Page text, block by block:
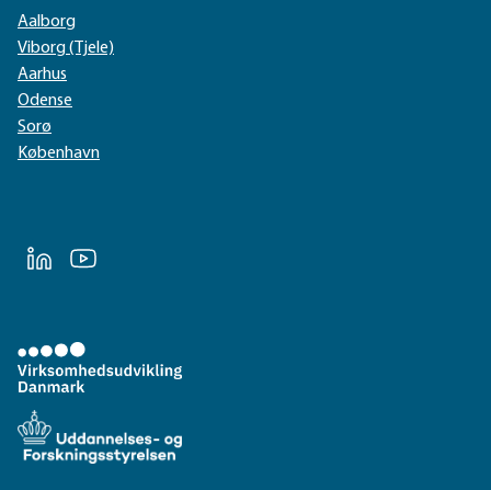
Aalborg
Viborg (Tjele)
Aarhus
Odense
Sorø
København
LinkedInYoutube